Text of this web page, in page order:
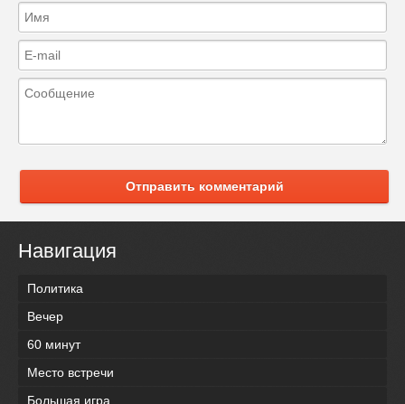
Отправить комментарий
Навигация
Политика
Вечер
60 минут
Место встречи
Большая игра